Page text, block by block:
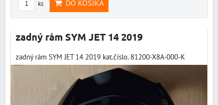
ks DO KOŠÍKA
zadný rám SYM JET 14 2019
zadný rám SYM JET 14 2019 kat.číslo. 81200-X8A-000-K